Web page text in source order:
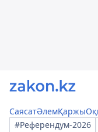
СаясатӘлемҚаржы
#Референдум-2026